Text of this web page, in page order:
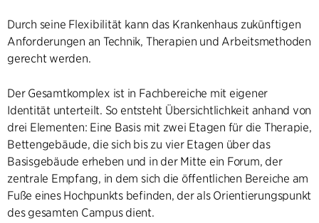
Durch seine Flexibilität kann das Krankenhaus zukünftigen
Anforderungen an Technik, Therapien und Arbeitsmethoden
gerecht werden.
Der Gesamtkomplex ist in Fachbereiche mit eigener
Identität unterteilt. So entsteht Übersichtlichkeit anhand von
drei Elementen: Eine Basis mit zwei Etagen für die Therapie,
Bettengebäude, die sich bis zu vier Etagen über das
Basisgebäude erheben und in der Mitte ein Forum, der
zentrale Empfang, in dem sich die öffentlichen Bereiche am
Fuße eines Hochpunkts befinden, der als Orientierungspunkt
des gesamten Campus dient.